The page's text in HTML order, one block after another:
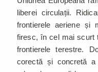
liberei circulații.
frontierele aeriene și
firesc, în cel mai scurt
frontierele terestre.
corectă și concretă